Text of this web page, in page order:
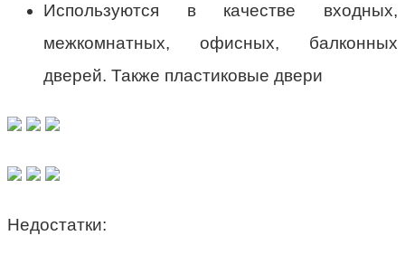
Используются в качестве входных,
межкомнатных, офисных, балконных
дверей. Также пластиковые двери
Недостатки: